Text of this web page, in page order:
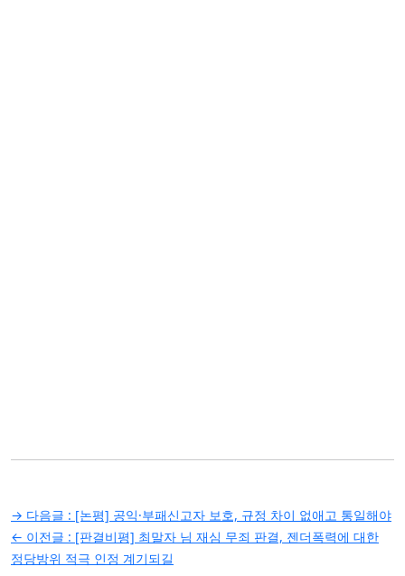
글
탐
→ 다음글 : [논평] 공익·부패신고자 보호, 규정 차이 없애고 통일해야
← 이전글 : [판결비평] 최말자 님 재심 무죄 판결, 젠더폭력에 대한
정당방위 적극 인정 계기되길